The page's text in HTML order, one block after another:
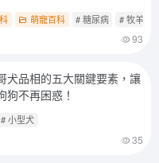
萌寵百科 # 糖尿病 # 牧羊犬
93
犬品相的五大關鍵要素，讓
狗不再困惑！
# 小型犬
35